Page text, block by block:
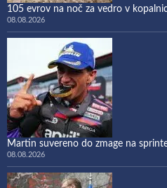
105 evrov na noč za vedro v
08.08.2026
Martin suvereno do zmage na
08.08.2026